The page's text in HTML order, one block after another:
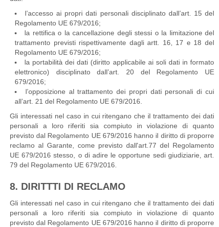
l’accesso ai propri dati personali disciplinato dall’art. 15 del
Regolamento UE 679/2016;
la rettifica o la cancellazione degli stessi o la limitazione del
trattamento previsti rispettivamente dagli artt. 16, 17 e 18 del
Regolamento UE 679/2016;
la portabilità dei dati (diritto applicabile ai soli dati in formato
elettronico) disciplinato dall’art. 20 del Regolamento UE
679/2016;
l’opposizione al trattamento dei propri dati personali di cui
all’art. 21 del Regolamento UE 679/2016.
Gli interessati nel caso in cui ritengano che il trattamento dei dati
personali a loro riferiti sia compiuto in violazione di quanto
previsto dal Regolamento UE 679/2016 hanno il diritto di proporre
reclamo al Garante, come previsto dall'art.77 del Regolamento
UE 679/2016 stesso, o di adire le opportune sedi giudiziarie, art.
79 del Regolamento UE 679/2016.
8. DIRITTTI DI RECLAMO
Gli interessati nel caso in cui ritengano che il trattamento dei dati
personali a loro riferiti sia compiuto in violazione di quanto
previsto dal Regolamento UE 679/2016 hanno il diritto di proporre